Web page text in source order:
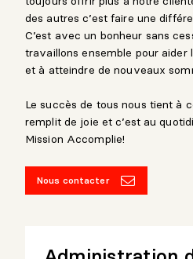
des autres c’est faire une
C’est avec un bonheur sans
travaillons ensemble pour aider
et à atteindre de nouveaux
Le succès de tous nous tient à
remplit de joie et c’est au
Mission Accomplie!
Nous contacter